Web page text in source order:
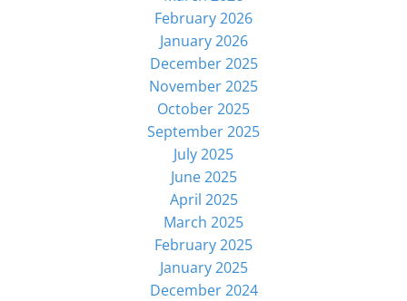
February 2026
January 2026
December 2025
November 2025
October 2025
September 2025
July 2025
June 2025
April 2025
March 2025
February 2025
January 2025
December 2024